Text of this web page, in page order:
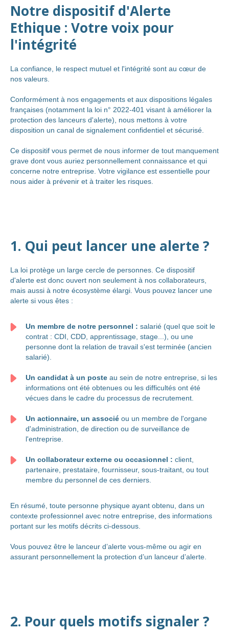
Notre dispositif d'Alerte
Ethique : Votre voix pour
l'intégrité
La confiance, le respect mutuel et l'intégrité sont au cœur de
nos valeurs.
Conformément à nos engagements et aux dispositions légales
françaises (notamment la loi n° 2022-401 visant à améliorer la
protection des lanceurs d'alerte), nous mettons à votre
disposition un canal de signalement confidentiel et sécurisé.
Ce dispositif vous permet de nous informer de tout manquement
grave dont vous auriez personnellement connaissance et qui
concerne notre entreprise. Votre vigilance est essentielle pour
nous aider à prévenir et à traiter les risques.
1. Qui peut lancer une alerte ?
La loi protège un large cercle de personnes. Ce dispositif
d'alerte est donc ouvert non seulement à nos collaborateurs,
mais aussi à notre écosystème élargi. Vous pouvez lancer une
alerte si vous êtes :
Un membre de notre personnel : salarié (quel que soit le
contrat : CDI, CDD, apprentissage, stage...), ou une
personne dont la relation de travail s'est terminée (ancien
salarié).
Un candidat à un poste au sein de notre entreprise, si les
informations ont été obtenues ou les difficultés ont été
vécues dans le cadre du processus de recrutement.
Un actionnaire, un associé ou un membre de l'organe
d'administration, de direction ou de surveillance de
l'entreprise.
Un collaborateur externe ou occasionnel : client,
partenaire, prestataire, fournisseur, sous-traitant, ou tout
membre du personnel de ces derniers.
En résumé, toute personne physique ayant obtenu, dans un
contexte professionnel avec notre entreprise, des informations
portant sur les motifs décrits ci-dessous.
Vous pouvez être le lanceur d’alerte vous-même ou agir en
assurant personnellement la protection d’un lanceur d’alerte.
2. Pour quels motifs signaler ?